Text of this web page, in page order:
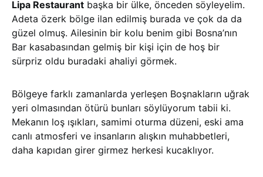
Lipa Restaurant başka bir ülke, önceden söyleyelim.
Adeta özerk bölge ilan edilmiş burada ve çok da da
güzel olmuş. Ailesinin bir kolu benim gibi Bosna’nın
Bar kasabasından gelmiş bir kişi için de hoş bir
sürpriz oldu buradaki ahaliyi görmek.
Bölgeye farklı zamanlarda yerleşen Boşnakların uğrak
yeri olmasından ötürü bunları söylüyorum tabii ki.
Mekanın loş ışıkları, samimi oturma düzeni, eski ama
canlı atmosferi ve insanların alışkın muhabbetleri,
daha kapıdan girer girmez herkesi kucaklıyor.